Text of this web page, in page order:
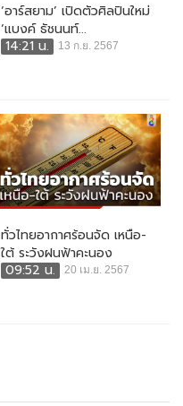
‘อาร์สยาม’ เปิดตัวศิลปินใหม่
‘แบงค์ ธัชนนท์...
14:21 น.
13 ก.ย. 2567
ทั่วไทยอากาศร้อนจัด เหนือ-
ใต้ ระวังฝนฟ้าคะนอง
09:52 น.
20 เม.ย. 2567